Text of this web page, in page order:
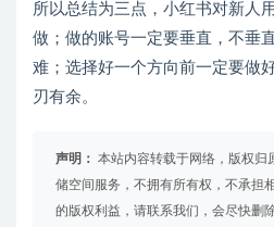
所以总结为三点，小红书对新人
做；做的账号一定要垂直，不垂
难；选择好一个方向前一定要做
刃有余。
声明： 本站内容转载于网络，版权归
储空间服务，不拥有所有权，不承担
的版权利益，请联系我们，会尽快删